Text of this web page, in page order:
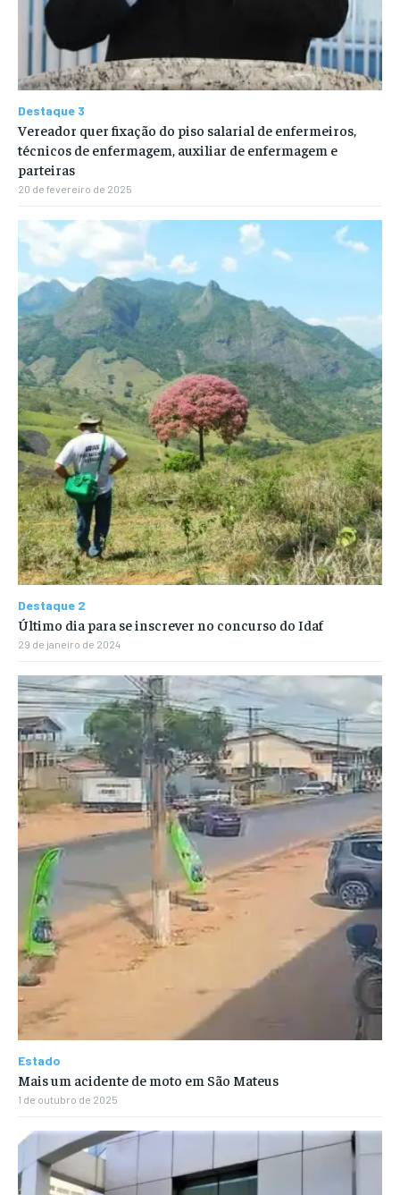
Destaque 3
Vereador quer fixação do piso salarial de enfermeiros,
técnicos de enfermagem, auxiliar de enfermagem e
parteiras
20 de fevereiro de 2025
Destaque 2
Último dia para se inscrever no concurso do Idaf
29 de janeiro de 2024
Estado
Mais um acidente de moto em São Mateus
1 de outubro de 2025